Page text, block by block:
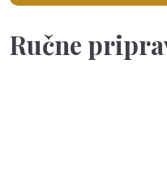
Ručne